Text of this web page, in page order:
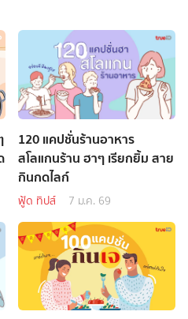
120 แคปชั่นร้านอาหาร
สโลแกนร้าน ฮาๆ เรียกยิ้ม สาย
กินกดไลก์
ฟู้ด ทิปส์ 7 ม.ค. 69